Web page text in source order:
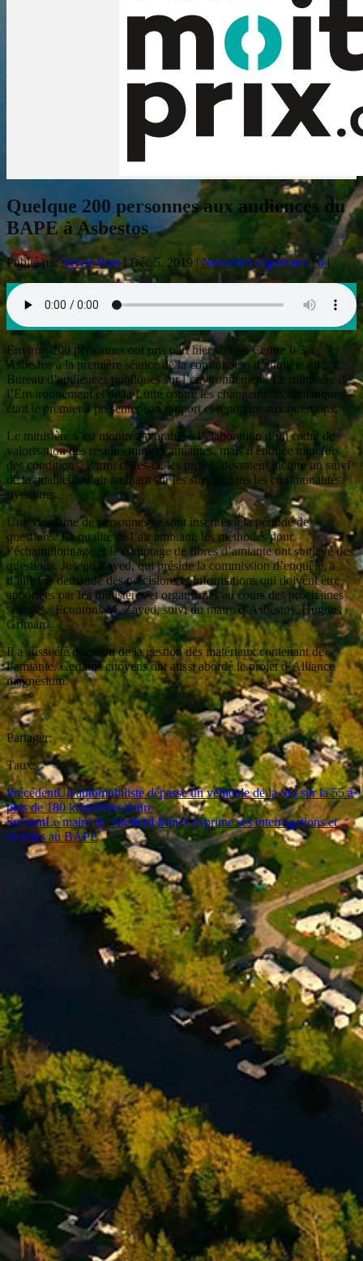
Quelque 200 personnes aux audiences du
BAPE à Asbestos
Publié parSylvie Pion |Déc 5, 2019 | Nouvelles régionales|0 |
Environ 200 personnes ont pris part hier soir au Centre 0 3 à
Asbestos à la première séance de la commission d’enquête du
Bureau d’audiences publiques sur l’environnement. Le ministère de
l’Environnement et de la Lutte contre les changements climatiques
était le premier à présenter son rapport et répondre aux questions.
Le ministère s’est montré favorable à l’élaboration d’un cadre de
valorisation des résidus miniers amiantés, mais il énonce toutefois
des conditions. Parmi celles-ci, les projets devraient inclure un suivi
de la qualité de l’air ambiant sur les sites et dans les communautés
riveraines.
Une vingtaine de personnes se sont inscrites à la période de
questions. La qualité de l’air ambiant, les méthodes pour
l’échantillonnage et le comptage de fibres d’amiante ont soulevé des
questions. Joseph Zayed, qui préside la commission d’enquête, a
d’ailleurs demandé des précisions et informations qui doivent être
apportées par les ministères et organismes au cours des prochaines
séances. Écoutons M. Zayed, suivi du maire d’Asbestos, Hugues
Grimard.
Il a aussi été question de la gestion des matériaux contenant de
l’amiante. Certains citoyens ont aussi abordé le projet d’Alliance
magnésium.
Partager:
Taux:
PrécédentUn automobiliste dépasse un véhicule de la SQ sur la 55 à
plus de 180 kilomètres/heure
SuivantLe maire de Thetford Mines exprime ses interrogations et
craintes au BAPE